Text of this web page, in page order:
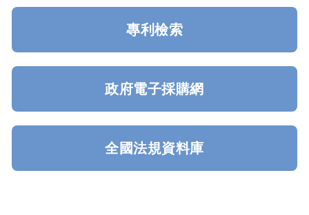
專利檢索
政府電子採購網
全國法規資料庫